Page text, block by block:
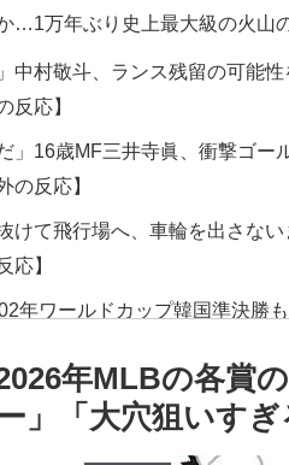
…1万年ぶり史上最大級の火山
中村敬斗、ランス残留の可能
反応】
」16歳MF三井寺眞、衝撃ゴー
の反応】
けて飛行場へ、車輪を出さな
応】
年ワールドカップ韓国準決勝
の声の人、若い頃がこれかよ」
のか…」 日本の普通のテレビ
年MLBの各賞
」「大穴狙いすぎ